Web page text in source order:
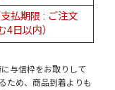
払期限 : ご注文
4日以内）
与信枠をお取りして
ため、商品到着よりも